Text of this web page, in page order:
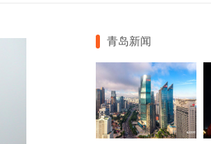
青岛新闻